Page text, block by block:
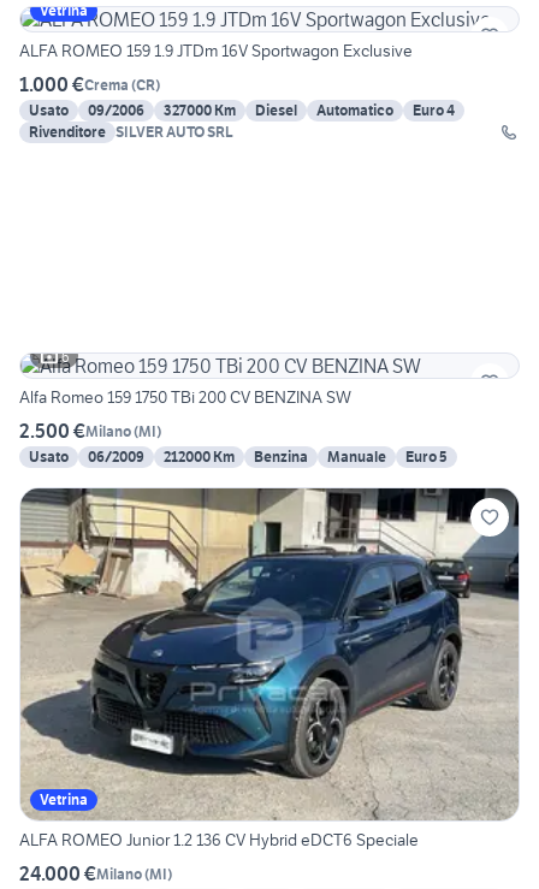
Vetrina
ALFA ROMEO 159 1.9 JTDm 16V Sportwagon Exclusive
1.000 €Crema (CR)
Usato
09/2006 327000 Km Diesel Automatico
Euro 4
Rivenditore SILVER AUTO SRL
6
Alfa Romeo 159 1750 TBi 200 CV BENZINA SW
2.500 €Milano(MI)
Usato
06/2009 212000 Km Benzina Manuale Euro 5
Vetrina
ALFA ROMEO Junior 1.2 136 CV Hybrid eDCT6 Speciale
24.000 €Milano(MI)